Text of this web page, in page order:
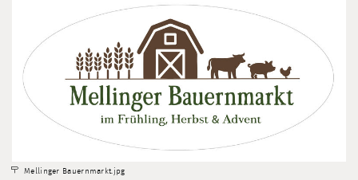
Mellinger Bauernmarkt.jpg